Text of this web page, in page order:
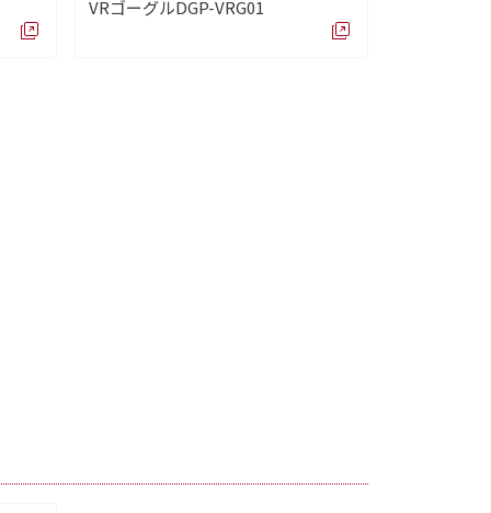
VRゴーグルDGP-VRG01